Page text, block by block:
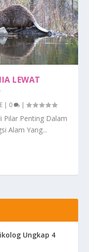
LEWAT
| 0 |
Pilar Penting Dalam
Alam Yang...
Ungkap 4